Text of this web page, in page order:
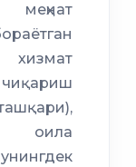
хизмат
оила